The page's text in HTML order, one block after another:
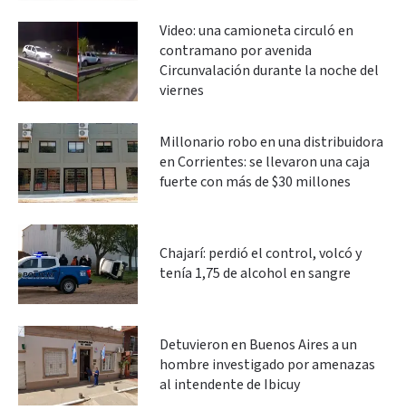
Video: una camioneta circuló en
contramano por avenida
Circunvalación durante la noche del
viernes
Millonario robo en una distribuidora
en Corrientes: se llevaron una caja
fuerte con más de $30 millones
Chajarí: perdió el control, volcó y
tenía 1,75 de alcohol en sangre
Detuvieron en Buenos Aires a un
hombre investigado por amenazas
al intendente de Ibicuy